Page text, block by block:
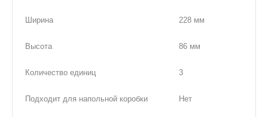
Ширина 228 мм
Высота 86 мм
Количество единиц 3
Подходит для напольной коробки Нет